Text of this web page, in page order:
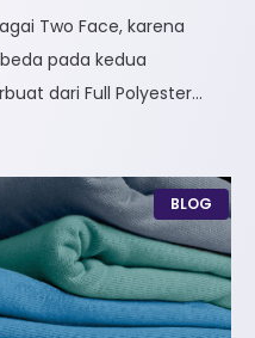
Two Face, karena
pada kedua
dari Full Polyester
bersifat Fungsional,
customer. Selain itu,
yakni pemberian
BLOG